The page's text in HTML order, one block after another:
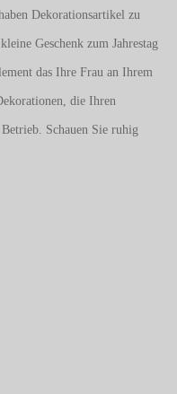
Dekorationsartikel zu
Geschenk zum Jahrestag
das Ihre Frau an Ihrem
die Ihren
Schauen Sie ruhig